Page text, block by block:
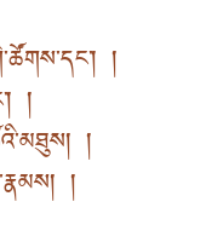
།
།
།
།